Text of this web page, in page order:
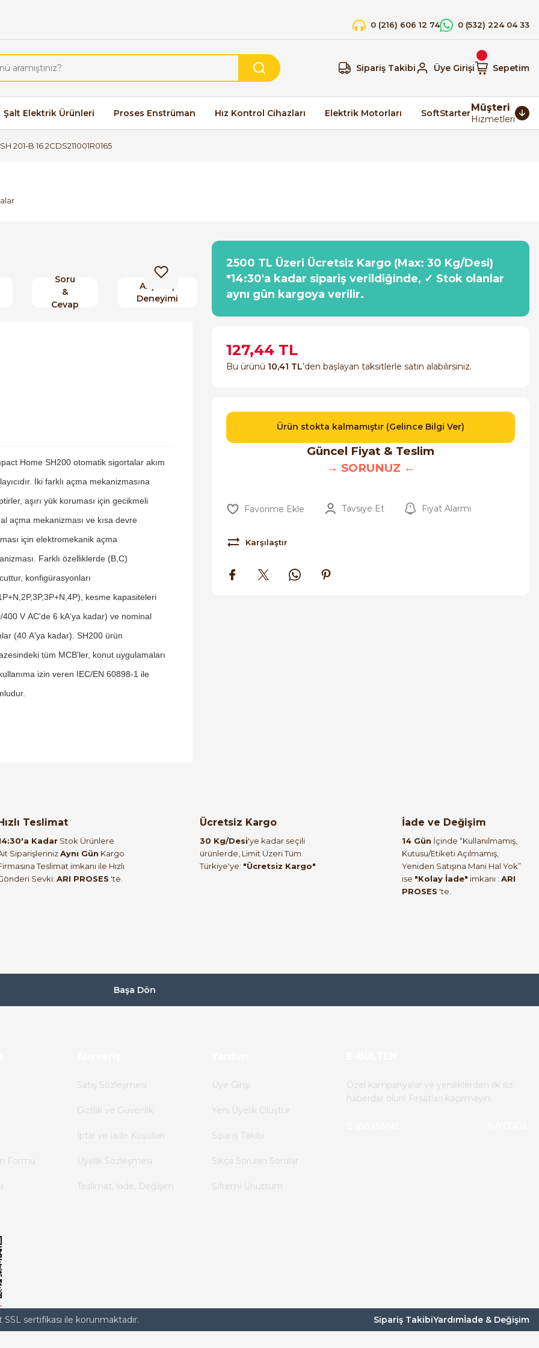
0 (216) 606 12 74 0 (532) 224 04 33
Sipariş Takibi Üye Girişi Sepetim
Şalt Elektrik Ürünleri Proses Enstrüman Hız Kontrol Cihazları Elektrik Motorları SoftStarterMüşteri
Hizmetleri
201-B 16 2CDS211001R0165
Soru
&
Cevap
Alışveriş
Deneyimi
Home SH200 otomatik sigortalar akım
İki farklı açma mekanizmasına
aşırı yük koruması için gecikmeli
açma mekanizması ve kısa devre
için elektromekanik açma
Farklı özelliklerde (B,C)
konfigürasyonları
kesme kapasiteleri
400 V AC'de 6 kA'ya kadar) ve nominal
(40 A'ya kadar). SH200 ürün
tüm MCB'ler, konut uygulamaları
izin veren IEC/EN 60898-1 ile
2500 TL Üzeri Ücretsiz Kargo (Max: 30 Kg/Desi)
*14:30'a kadar sipariş verildiğinde, ✓ Stok olanlar
aynı gün kargoya verilir.
127,44 TL
Bu ürünü 10,41 TL’den başlayan taksitlerle satın alabilirsiniz.
Ürün stokta kalmamıştır (Gelince Bilgi Ver)
Güncel Fiyat & Teslim
→ SORUNUZ ←
Tavsiye Et Fiyat Alarmı
Karşılaştır
Teslimat
Kadar Stok Ürünlere
SiparişlerinizAynı Gün Kargo
Teslimat imkanı ile Hızlı
Sevki: ARI PROSES 'te.
Ücretsiz Kargo
30 Kg/Desi'ye kadar seçili
ürünlerde, Limit Üzeri Tüm
Türkiye'ye: "Ücretsiz Kargo"
İade ve Değişim
14 Gün İçinde “Kullanılmamış,
Kutusu/Etiketi Açılmamış,
Yeniden Satışına Mani Hal Yok”
ise "Kolay İade" imkanı : ARI
PROSES 'te.
Başa Dön
Formu
Satış Sözleşmesi
Gizlilik ve Güvenlik
İptal ve İade Koşulları
Üyelik Sözleşmesi
Teslimat, İade, Değişim
Üye Girişi
Yeni Üyelik Oluştur
Sipariş Takibi
Sıkça Sorulan Sorular
Şifremi Unuttum
Özel kampanyalar ve yeniliklerden ilk siz
haberdar olun! Fırsatları kaçırmayın.
SSL sertifikası ile korunmaktadır. Sipariş TakibiYardımİade & Değişim